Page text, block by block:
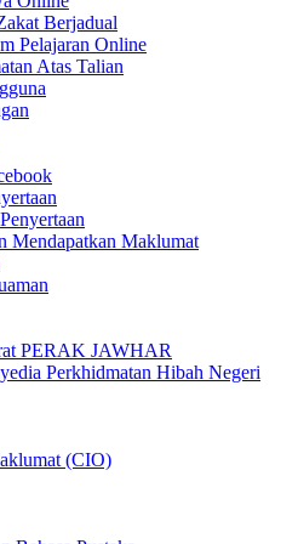
Berjadual
Pelajaran Online
Atas Talian
Mendapatkan Maklumat
PERAK JAWHAR
Perkhidmatan Hibah Negeri
(CIO)